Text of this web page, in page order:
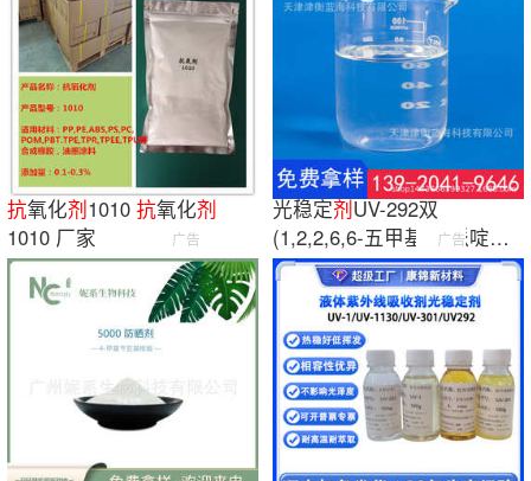
抗氧化剂1010 抗氧化剂
1010 厂家
广告
光稳定剂UV-292双
(1,2,2,6,6-五甲基-4-哌啶基)
癸二酸酯防老化
广告